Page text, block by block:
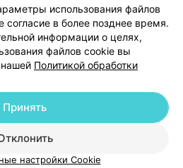
данных
| 220012, Республика Беларусь,
2, пом. 16 | help@103.by
+375 291212755
использования файлов
согласие в более позднее время.
информации о целях,
файлов cookie вы
Политикой обработки
Принять
настройки Cookie